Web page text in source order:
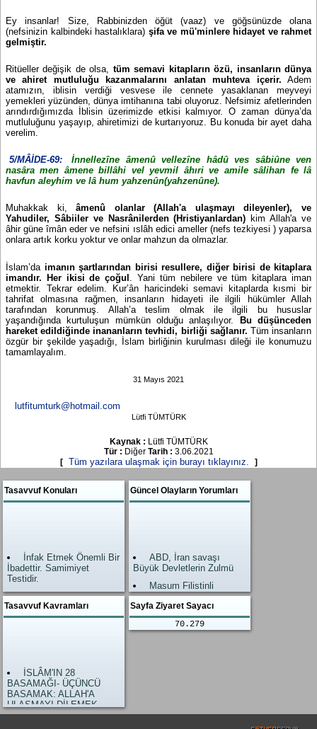
Ey insanlar! Size, Rabbinizden öğüt (vaaz) ve göğsünüzde olana
(nefsinizin kalbindeki hastalıklara) şifa ve mü'minlere hidayet ve rahmet
gelmiştir.
Ritüeller değişik de olsa, tüm semavi kitapların özü, insanların dünya
ve ahiret mutluluğu kazanmalarını anlatan muhteva içerir. Adem
atamızın, iblisin verdiği vesvese ile cennete yasaklanan meyveyi
yemekleri yüzünden, dünya imtihanına tabi oluyoruz. Nefsimiz afetlerinden
arındırdığımızda İblisin üzerimizde etkisi kalmıyor. O zaman dünya’da
mutluluğunu yaşayıp, ahiretimizi de kurtarıyoruz. Bu konuda bir ayet daha
verelim.
5/MÂİDE-69:
İnnellezîne âmenû vellezîne hâdû ves sâbiûne ven
nasâra men âmene billâhi vel yevmil âhıri ve amile sâlihan fe lâ
havfun aleyhim ve lâ hum yahzenûn(yahzenûne).
Muhakkak ki,âmenû olanlar (Allah'a ulaşmayı dileyenler), ve
Yahudiler, Sâbiiler ve Nasrânilerden (Hristiyanlardan) kim Allah'a ve
âhir güne îmân eder ve nefsini ıslâh edici ameller (nefs tezkiyesi ) yaparsa
onlara artık korku yoktur ve onlar mahzun da olmazlar.
İslam’da imanın şartlarından birisi resullere, diğer birisi de kitaplara
imandır. Her ikisi de çoğul
. Yani tüm nebilere ve tüm kitaplara iman
etmektir. Tekrar edelim. Kur’ân haricindeki semavi kitaplarda kısmi bir
tahrifat olmasına rağmen, insanların hidayeti ile ilgili hükümler Allah
tarafından korunmuş. Allah’a teslim olmak ile ilgili bu hususlar
yaşandığında kurtuluşun mümkün olduğu anlaşılıyor.
Bu düşünceden
hareket edildiğinde inananların tevhidi, birliği sağlanır. Tüm insanların
özgür bir şekilde yaşadığı, İslam birliğinin kurulması dileği ile konumuzu
tamamlayalım.
31 Mayıs 2021
lutfitumturk@hotmail.com
Lütfi TÜMTÜRK
Kaynak : Lütfi TÜMTÜRK
Tür : Diğer Tarih : 3.06.2021
[ Tüm yazılara ulaşmak için burayı tıklayınız. ]
Tasavvuf Konuları
İnfak Etmek Önemli Bir
İbadettir. Samimiyet
Testidir.
Allah’ın Zikri, Zikrullah
En Büyük İbadettir.
ulaştıran çok önemli bir
işlevdir.
Teslim Dini İslam
Hayat devam ediyor.
Güncel Olayların Yorumları
ABD, İran savaşı
Büyük Devletlerin Zulmü
Masum Filistinli
kardeşlerimiz
Allah Yardımı geldi.
Zalimler neye uğradıkları
şaşırdı.
Kuzay Atlantik İttifakı
Tasavvuf Kavramları
İSLÂM'IN 28
BASAMAĞI- ÜÇÜNCÜ
BASAMAK: ALLAH'A
ULAŞMAYI DİLEMEK
Sayfa Ziyaret Sayacı
70.279